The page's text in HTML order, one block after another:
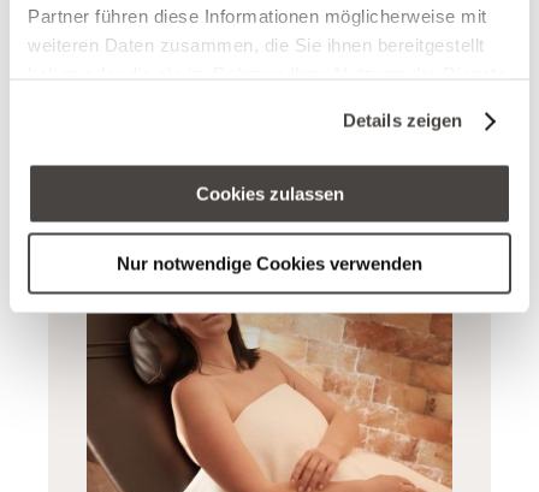
Partner führen diese Informationen möglicherweise mit
weiteren Daten zusammen, die Sie ihnen bereitgestellt
Cookies, wenn Sie unsere Webseite weiterhin nutzen.
Details zeigen
Cookies zulassen
Nur notwendige Cookies verwenden
Basischen Entlastungstage nach P.
Jentschura ideal in Kombination mit Yoga-